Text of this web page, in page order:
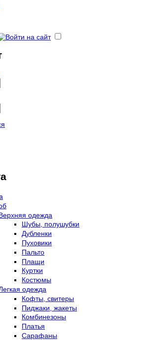
одежда
Шубы, полушубки
Дубленки
Пуховики
Пальто
Плащи
Куртки
Костюмы
одежда
Кофты, свитеры
Пиджаки, жакеты
Комбинезоны
Платья
Сарафаны